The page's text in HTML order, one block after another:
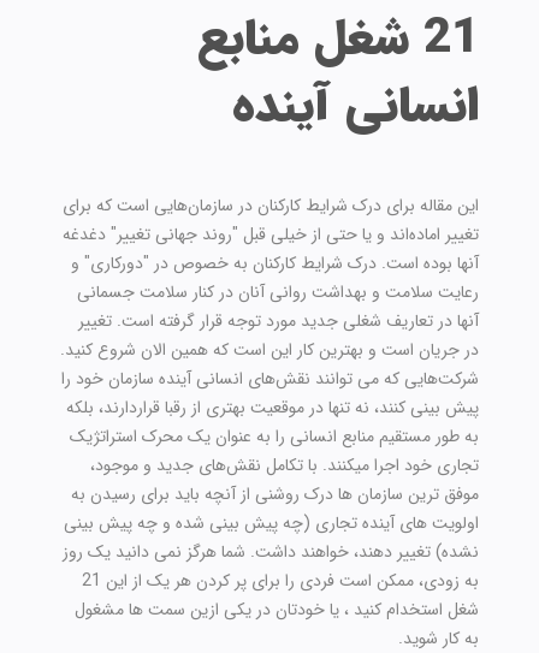
21 شغل منابع
انسانی آینده
این مقاله برای درک شرایط کارکنان در سازمان‌هایی است که برای
تغییر اماده‌اند و یا حتی از خیلی قبل "روند جهانی تغییر" دغدغه
آنها بوده است. درک شرایط کارکنان به خصوص در "دورکاری" و
رعایت سلامت و بهداشت روانی آنان در کنار سلامت جسمانی
آنها در تعاریف شغلی جدید مورد توجه قرار گرفته است. تغییر
در جریان است و بهترین کار این است که همین الان شروع کنید.
شرکت‌هایی که می توانند نقش‌های انسانی آینده سازمان خود را
پیش بینی کنند، نه تنها در موقعیت بهتری از رقبا قراردارند، بلکه
به طور مستقیم منابع انسانی را به عنوان یک محرک استراتژیک
تجاری خود اجرا میکنند. با تکامل نقش‌های جدید و موجود،
موفق ترین سازمان ها درک روشنی از آنچه باید برای رسیدن به
اولویت های آینده تجاری (چه پیش بینی شده و چه پیش بینی
نشده) تغییر دهند، خواهند داشت. شما هرگز نمی دانید یک روز
به زودی، ممکن است فردی را برای پر کردن هر یک از این 21
شغل استخدام کنید ، یا خودتان در یکی ازین سمت ها مشغول
به کار شوید.